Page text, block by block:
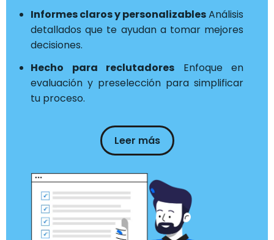
Informes claros y personalizablesAnálisis
detallados que te ayudan a tomar mejores
decisiones.
Hecho para reclutadores Enfoque en
evaluación y preselección para simplificar
tu proceso.
Leer más